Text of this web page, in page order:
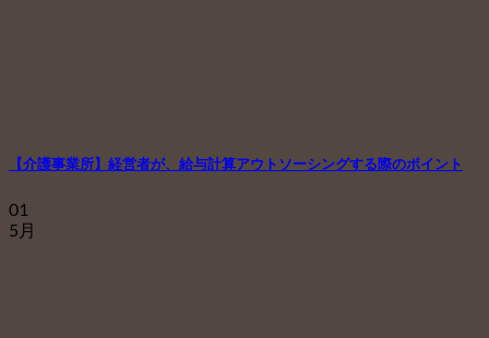
【介護事業所】経営者が、給与計算アウトソーシングする際のポイント
01
5月